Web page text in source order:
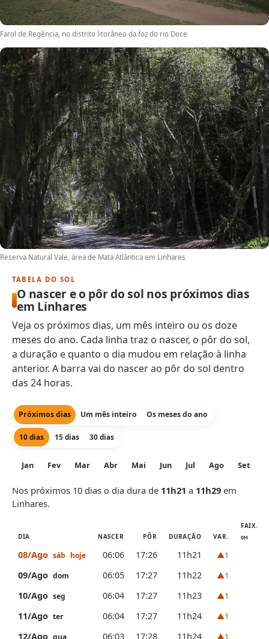
Farol de Regência, no distrito litorâneo da foz do rio Doce
Reserva Natural Vale, área de Mata Atlântica em Linhares
TABELA DO SOL
O nascer e o pôr do sol nos próximos dias
em Linhares
Veja os próximos dias, um mês inteiro ou os doze
meses do ano. Cada linha traz o nascer, o pôr do sol,
a duração e quanto o dia mudou em relação à linha
anterior. A barra vai do nascer ao pôr do sol dentro
das 24 horas.
Próximos dias Um mês inteiro Os meses do ano
10 dias 15 dias 30 dias
Jan Fev Mar Abr Mai Jun Jul Ago Set
Nos próximos 10 dias o dia dura de 11h21 a 11h29 em
Linhares.
DIA NASCER PÔR DURAÇÃO VAR.
FAIXA
0H
08/Ago sáb hoje 06:06 17:26 11h21 ▲1
09/Ago dom 06:05 17:27 11h22 ▲1
10/Ago seg 06:04 17:27 11h23 ▲1
11/Ago ter 06:04 17:27 11h24 ▲1
12/Ago 06:03 17:28 11h24